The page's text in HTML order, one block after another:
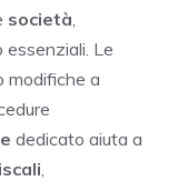
società
Le
modifiche a
dedicato aiuta a